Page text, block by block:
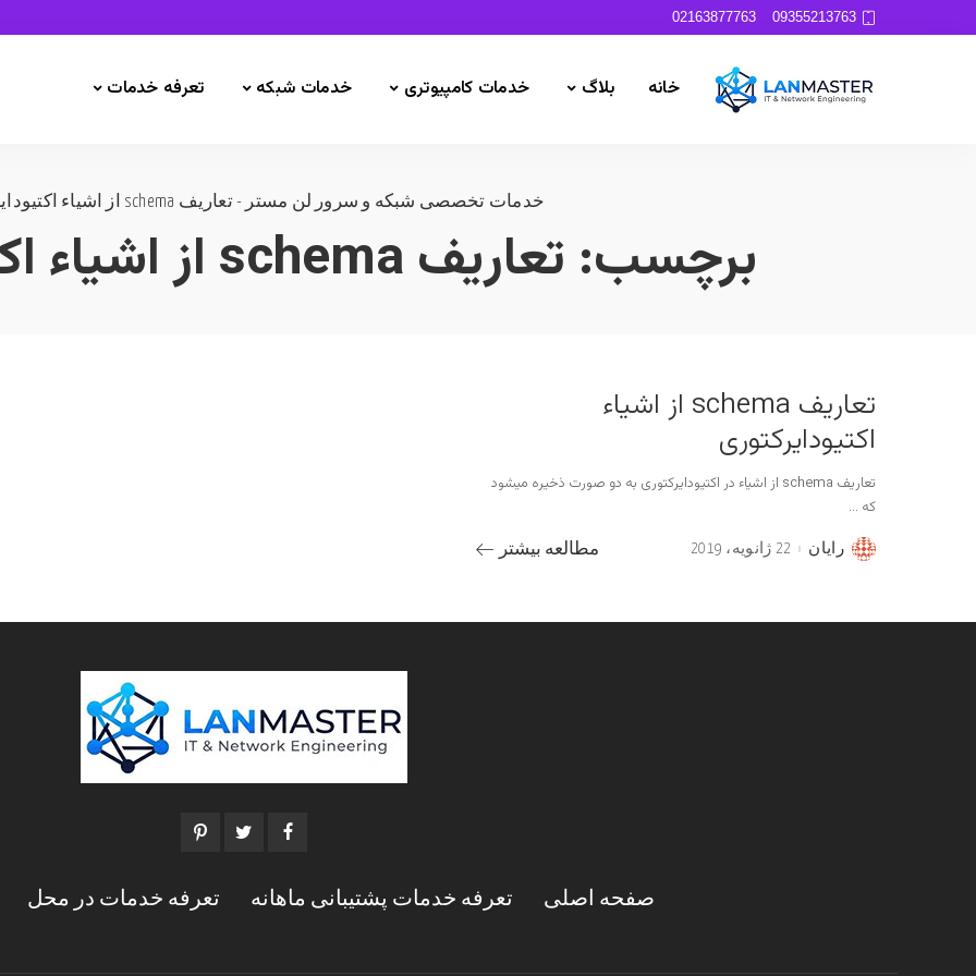
09355213763
02163877763
خانه بلاگ خدمات کامپیوتری خدمات شبکه تعرفه خدمات
خدمات تخصصی شبکه و سرور لن مستر -تعاریف schema از اشیاء اکتیودایرکتوری
برچسب: تعاریف schema از اشیاء اکتیودایرکتوری
تعاریف schema از اشیاء
اکتیودایرکتوری
تعاریف schema از اشیاء در اکتیودایرکتوری به دو صورت ذخیره میشود
که ...
Postedرایان 22 ژانویه، 2019 مطالعه بیشتر
صفحه اصلی تعرفه خدمات پشتیبانی ماهانه تعرفه خدمات در محل